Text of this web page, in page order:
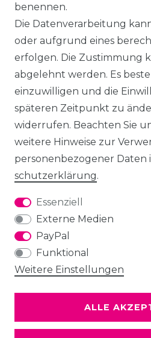
benennen.
Die Datenverarbeitung
oder aufgrund eines
erfolgen. Die Zustimmung
abgelehnt werden. Es
einzuwilligen und die
späteren Zeitpunkt zu
widerrufen. Beachten Sie
weitere Hinweise zur
personenbezogener Daten
schutz­erklärung.
Essenziell
Externe Medien
PayPal
Funktional
Weitere Einstellungen
ALLE